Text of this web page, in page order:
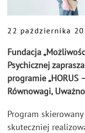
22 października
Fundacja
Psychicznej
programie „HORUS
Równowagi,
Program
skuteczniej